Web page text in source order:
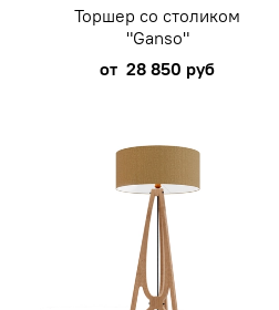
Торшер со столиком
"Ganso"
от 28 850 руб